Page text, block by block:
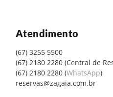
Atendimento
(67) 3255 5500
(67) 2180 2280 (Central de
(67) 2180 2280 (WhatsApp)
reservas@zagaia.com.br